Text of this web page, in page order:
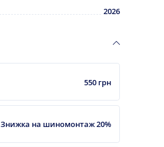
2026
550 грн
Знижка на шиномонтаж 20%